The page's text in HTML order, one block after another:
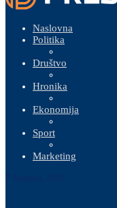
Naslovna
Politika
Društvo
Hronika
Ekonomija
Sport
Marketing